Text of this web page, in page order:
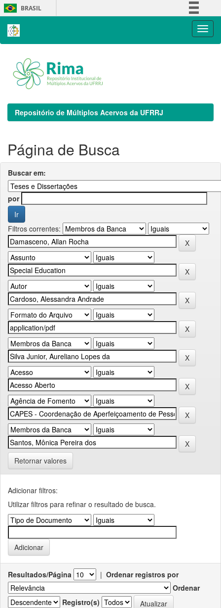
Skip
navigation
BRASIL
Repositório de Múltiplos Acervos da UFRRJ
Página de Busca
Buscar em:
por
Filtros correntes:
Retornar valores
Adicionar filtros:
Utilizar filtros para refinar o resultado de busca.
Resultados/Página | Ordenar registros por
Ordenar
Registro(s)